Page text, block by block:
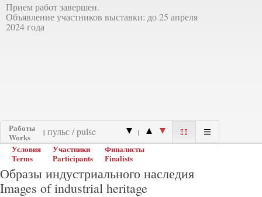
Прием работ завершен.
Объявление участников выставки: до 25 апреля
2024 года
Работы
Works
| |
Условия
Terms
Участники
Participants
Финалисты
Finalists
Образы индустриального наследия
Images of industrial heritage